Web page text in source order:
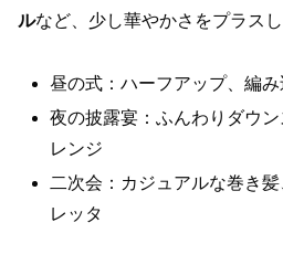
ルなど、少し華やかさをプラス
昼の式：ハーフアップ、編
夜の披露宴：ふんわりダウ
レンジ
二次会：カジュアルな巻き
レッタ